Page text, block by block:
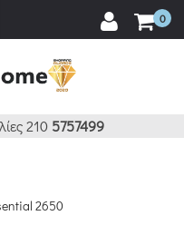
0
210 5757499
2650